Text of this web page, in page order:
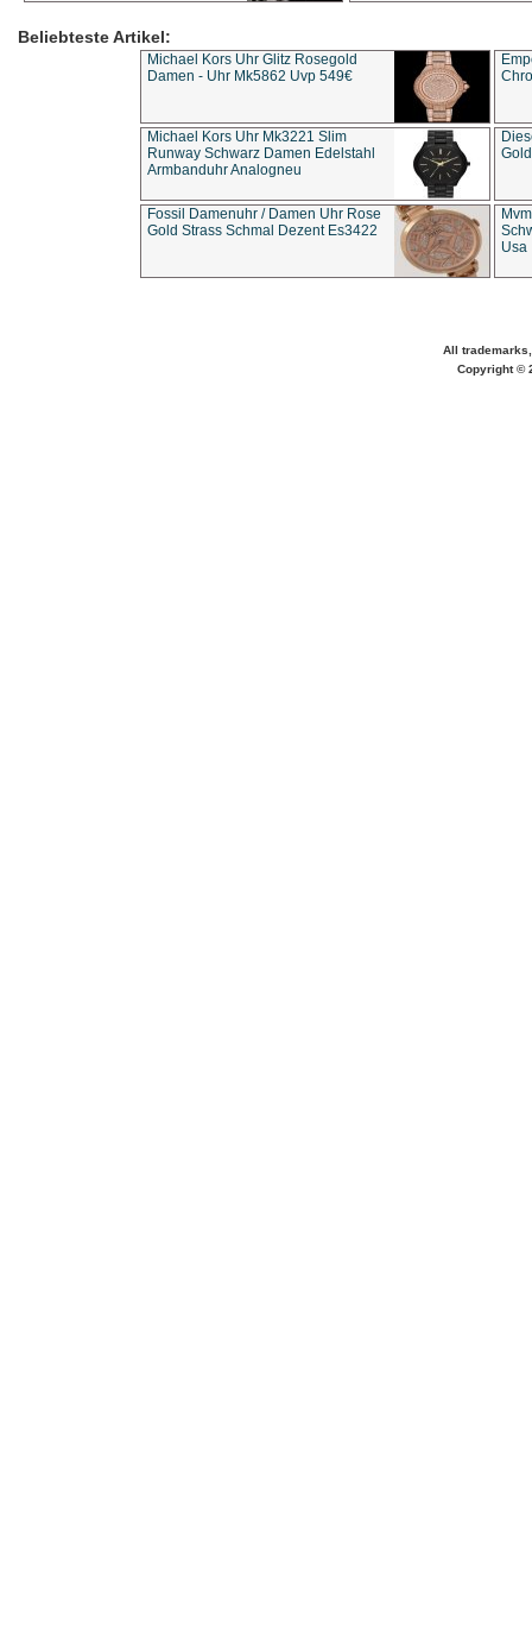
Beliebteste Artikel:
Michael Kors Uhr Glitz Rosegold
Damen - Uhr Mk5862 Uvp 549€
Michael Kors Uhr Mk3221 Slim
Runway Schwarz Damen Edelstahl
Armbanduhr Analogneu
Fossil Damenuhr / Damen Uhr Rose
Gold Strass Schmal Dezent Es3422
Usa
All
Copyright ©